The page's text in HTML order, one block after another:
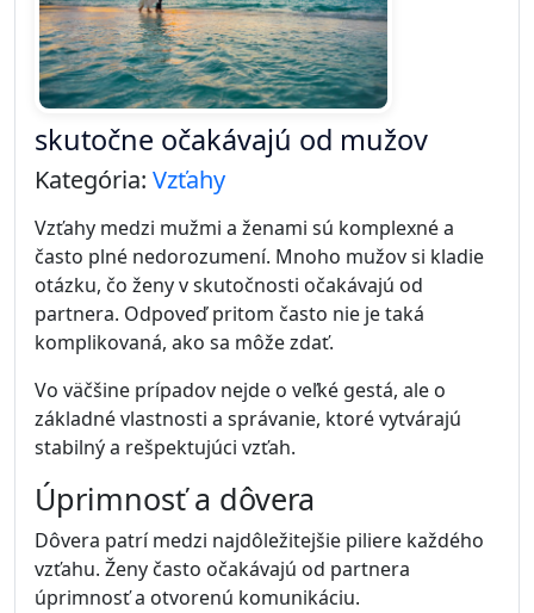
skutočne očakávajú od mužov
Kategória: Vzťahy
Vzťahy medzi mužmi a ženami sú komplexné a
často plné nedorozumení. Mnoho mužov si kladie
otázku, čo ženy v skutočnosti očakávajú od
partnera. Odpoveď pritom často nie je taká
komplikovaná, ako sa môže zdať.
Vo väčšine prípadov nejde o veľké gestá, ale o
základné vlastnosti a správanie, ktoré vytvárajú
stabilný a rešpektujúci vzťah.
Úprimnosť a dôvera
Dôvera patrí medzi najdôležitejšie piliere každého
vzťahu. Ženy často očakávajú od partnera
úprimnosť a otvorenú komunikáciu.